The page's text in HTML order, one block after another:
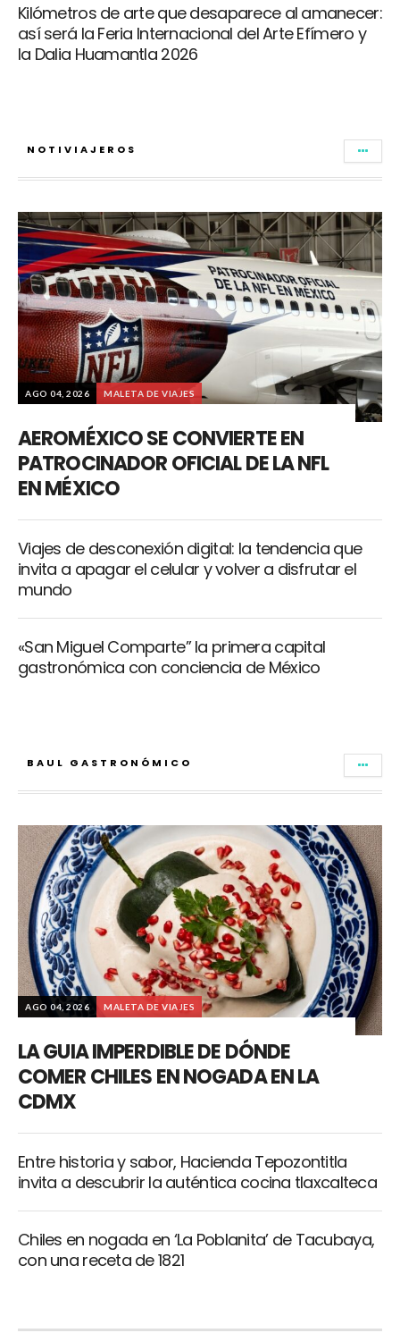
Kilómetros de arte que desaparece al amanecer:
así será la Feria Internacional del Arte Efímero y
la Dalia Huamantla 2026
NOTIVIAJEROS
AGO 04, 2026 MALETA DE VIAJES
AEROMÉXICO SE CONVIERTE EN
PATROCINADOR OFICIAL DE LA NFL
EN MÉXICO
Viajes de desconexión digital: la tendencia que
invita a apagar el celular y volver a disfrutar el
mundo
«San Miguel Comparte” la primera capital
gastronómica con conciencia de México
BAUL GASTRONÓMICO
AGO 04, 2026 MALETA DE VIAJES
LA GUIA IMPERDIBLE DE DÓNDE
COMER CHILES EN NOGADA EN LA
CDMX
Entre historia y sabor, Hacienda Tepozontitla
invita a descubrir la auténtica cocina tlaxcalteca
Chiles en nogada en ‘La Poblanita’ de Tacubaya,
con una receta de 1821